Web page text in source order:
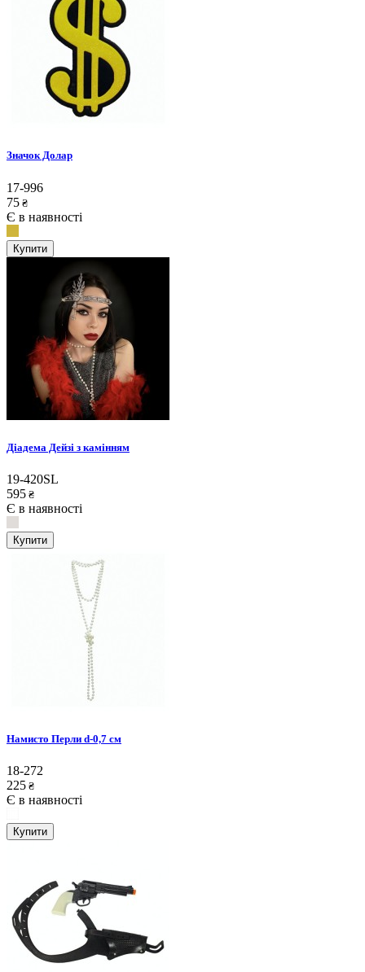
Значок Долар
17-996
75 ₴
Є в наявності
Купити
Діадема Дейзі з камінням
19-420SL
595 ₴
Є в наявності
Купити
Намисто Перли d-0,7 см
18-272
225 ₴
Є в наявності
Купити